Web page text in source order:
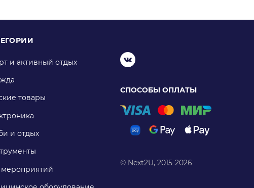
и активный отдых
товары
и отдых
СПОСОБЫ ОПЛАТЫ
© Next2U, 2015-2026